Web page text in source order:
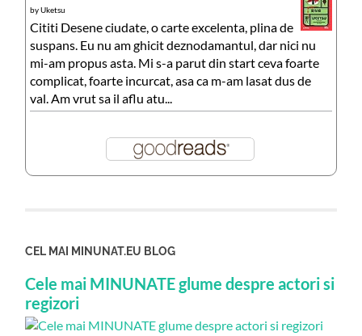
byUketsu
Cititi Desene ciudate, o carte excelenta, plina de
suspans. Eu nu am ghicit deznodamantul, dar nici nu
mi-am propus asta. Mi s-a parut din start ceva foarte
complicat, foarte incurcat, asa ca m-am lasat dus de
val. Am vrut sa il aflu atu...
CEL MAI MINUNAT.EU BLOG
Cele mai MINUNATE glume despre actori si
regizori